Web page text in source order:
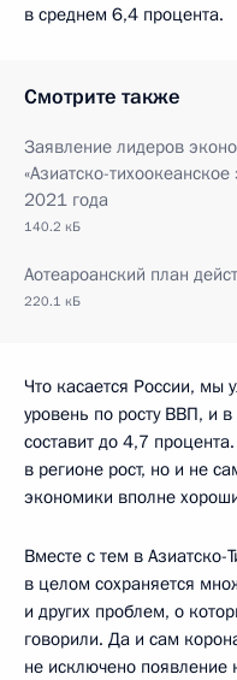
в среднем 6,4 процента.
Смотрите также
Заявление лидеров
«Азиатско-
2021 года
140.2 кБ
Аотеароанский план
220.1 кБ
Что касается России, мы
уровень по росту ВВП, и
составит до 4,7
в регионе рост, но и не
экономики вполне
Вместе с тем в
в целом сохраняется
и других проблем, о
говорили. Да и сам
не исключено